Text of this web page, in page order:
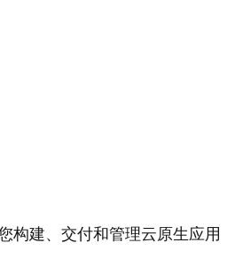
构建、交付和管理云原生应用